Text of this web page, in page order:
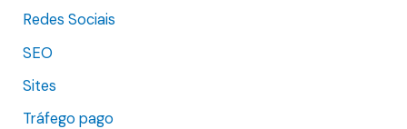
Redes Sociais
SEO
Sites
Tráfego pago